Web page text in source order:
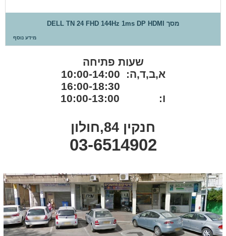
מסך DELL TN 24 FHD 144Hz 1ms DP HDMI
מידע נוסף
שעות פתיחה
א,ב,ד,ה: 10:00-14:00
ו: 10:00-13:00
חנקין 84,חולון
03-6514902